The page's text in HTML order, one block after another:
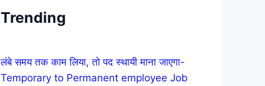
Trending
लंबे समय तक काम लिया, तो पद स्थायी माना जाएगा-
Temporary to Permanent employee Job